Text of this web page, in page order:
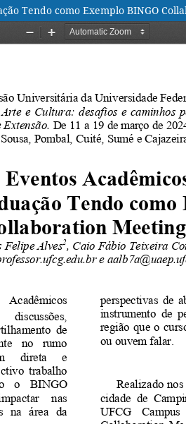
Tendo como Exemplo BINGO